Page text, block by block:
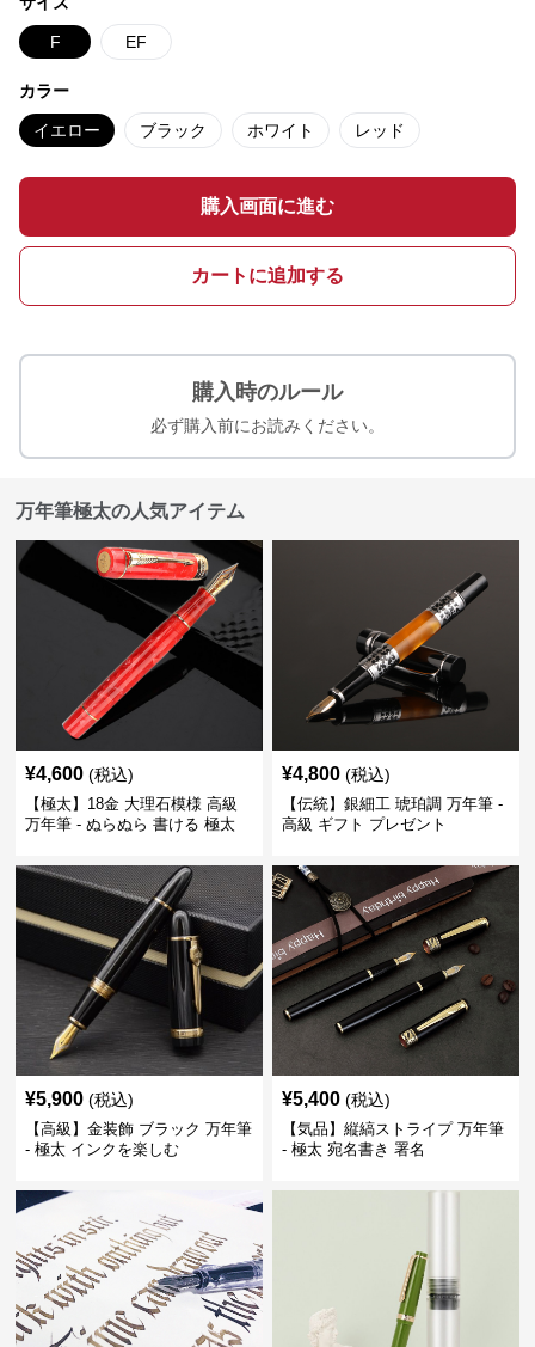
F EF
カラー
イエロー ブラック ホワイト レッド
購入画面に進む
カートに追加する
購入時のルール
必ず購入前にお読みください。
万年筆極太の人気アイテム
¥4,600 (税込)
【極太】18金 大理石模様 高級
万年筆 - ぬらぬら 書ける 極太
¥4,800 (税込)
【伝統】銀細工 琥珀調 万年筆 -
高級 ギフト プレゼント
¥5,900 (税込)
【高級】金装飾 ブラック 万年筆
- 極太 インクを楽しむ
¥5,400 (税込)
【気品】縦縞ストライプ 万年筆
- 極太 宛名書き 署名